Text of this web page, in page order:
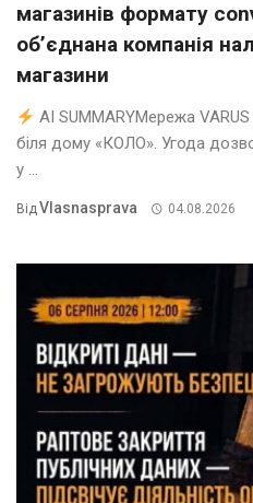
магазинів формату
об’єднана компанія
магазини
AI SUMMARYМережа
біля дому «КОЛО». Угода
у ...
ВідVlasnasprava 04.08.2026